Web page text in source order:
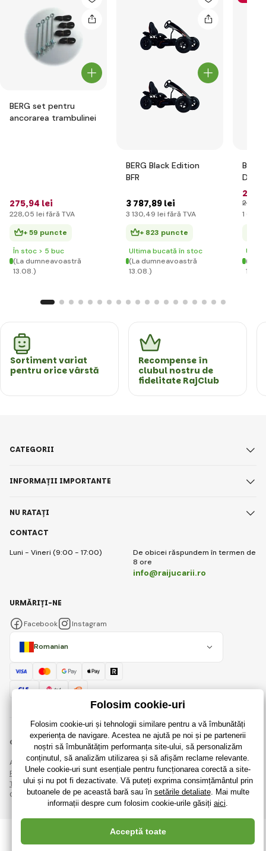
BERG set pentru
ancorarea trambulinei
275,94 lei
228,05 lei fără TVA
+ 59 puncte
În stoc > 5 buc
(La dumneavoastră
13.08.)
BERG Black Edition
BFR
3 787,89 lei
3 130,49 lei fără TVA
+ 823 puncte
Ultima bucată în stoc
(La dumneavoastră
13.08.)
Deere
2 001
2 313
1 654
(La
Sortiment variat
pentru orice vârstă
Recompense în
clubul nostru de
fidelitate RajClub
CONTACT
Luni - Vineri (9:00 - 17:00)
De obicei răspundem în termen de
8 ore
info@raijucarii.ro
CATEGORII
INFORMAȚII IMPORTANTE
NU RATAȚI
Romanian
URMĂRIȚI-NE
Facebook Instagram
© 2018 - 2026 RaiJucării.ro, Toate drepturile rezervate
Această pagină este protejată prin reCAPTCHA și se aplică
Regulile de protecție a datelor personalecompaniile Google și ale lor
Termeni și condiții.
Crearea de magazine online eficiente de laRIESENIA